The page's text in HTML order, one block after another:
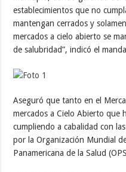
establecimientos que no
mantengan cerrados y
mercados a cielo abierto se
de salubridad”, indicó el
Aseguró que tanto en el
mercados a Cielo Abierto que
cumpliendo a cabalidad con
por la Organización Mundial
Panamericana de la Salud